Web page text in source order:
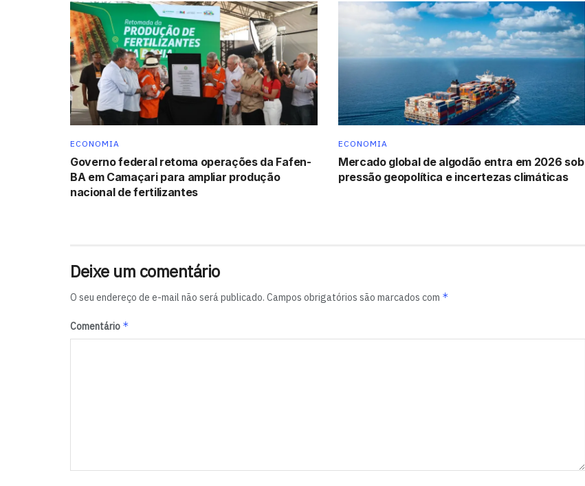
ECONOMIA
Governo federal retoma operações da Fafen-
BA em Camaçari para ampliar produção
nacional de fertilizantes
ECONOMIA
Mercado global de algodão entra em 2026 sob
pressão geopolítica e incertezas climáticas
Deixe um comentário
O seu endereço de e-mail não será publicado. Campos obrigatórios são marcados com *
Comentário *